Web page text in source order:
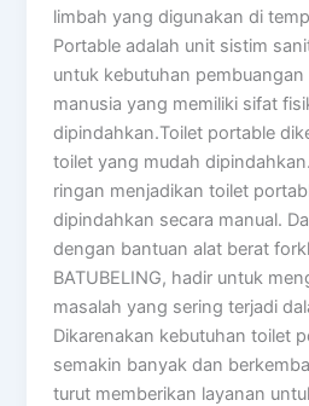
limbah yang digunakan di
Portable adalah unit sistim
untuk kebutuhan
manusia yang memiliki sifat
dipindahkan.Toilet portable
toilet yang mudah
ringan menjadikan toilet
dipindahkan secara manual.
dengan bantuan alat berat
BATUBELING, hadir untuk
masalah yang sering terjadi
Dikarenakan kebutuhan toilet
semakin banyak dan
turut memberikan layanan